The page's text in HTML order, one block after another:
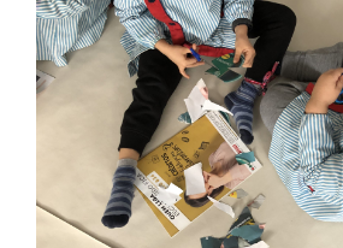
Image